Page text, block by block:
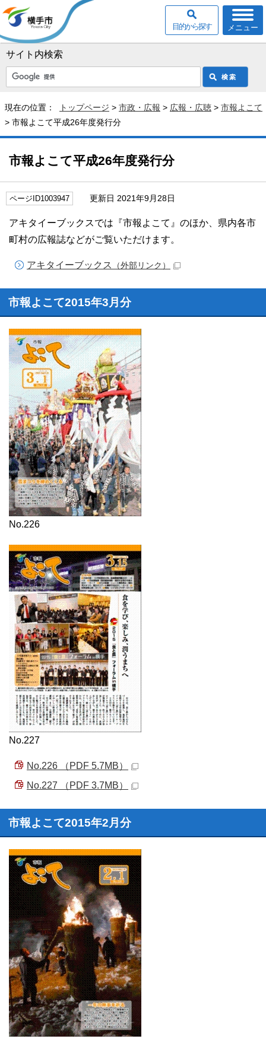
サイト内検索
メニュー
目的から探す
現在の位置： トップページ > 市政・広報 > 広報・広聴 > 市報よこて
> 市報よこて平成26年度発行分
市報よこて平成26年度発行分
ページID1003947 更新日 2021年9月28日
アキタイーブックスでは『市報よこて』のほか、県内各市
町村の広報誌などがご覧いただけます。
アキタイーブックス （外部リンク）
市報よこて2015年3月分
No.226
No.227
No.226 （PDF 5.7MB）
No.227 （PDF 3.7MB）
市報よこて2015年2月分